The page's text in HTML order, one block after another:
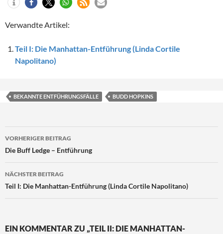
Verwandte Artikel:
Teil I: Die Manhattan-Entführung (Linda Cortile
Napolitano)
BEKANNTE ENTFÜHRUNGSFÄLLE BUDD HOPKINS
Beitragsnavigation
VORHERIGER BEITRAG
Die Buff Ledge – Entführung
NÄCHSTER BEITRAG
Teil I: Die Manhattan-Entführung (Linda Cortile Napolitano)
EIN KOMMENTAR ZU „TEIL II: DIE MANHATTAN-